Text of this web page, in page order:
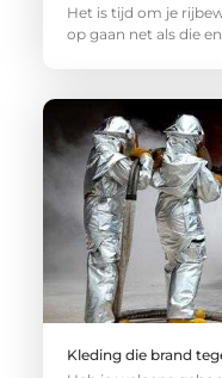
Het is tijd om je
op gaan net als die
Kleding die brand